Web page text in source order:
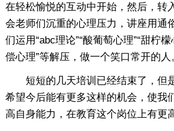
在轻松愉悦的互动中开始，然后，转
会老师们沉重的心理压力，讲座用通
们运用“abc理论”“酸葡萄心理”“甜柠檬
偿心理”等解压，做一个笑口常开的人
短短的几天培训已经结束了，但是
希望今后能有更多这样的机会，使我
高自身能力，在教育这个岗位上有更